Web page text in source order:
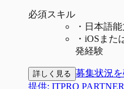
必須スキル
・ 日本語
・ iOSまた
発経験
詳しく見る 募集状況
提供: ITPRO